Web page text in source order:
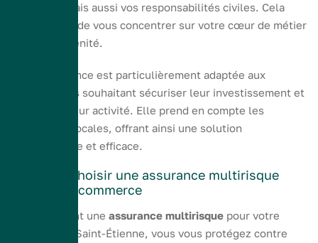
matériels, mais aussi vos responsabilités civiles. Cela
vous permet de vous concentrer sur votre cœur de métier
en toute sérénité.
Cette assurance est particulièrement adaptée aux
commerçants souhaitant sécuriser leur investissement et
pérenniser leur activité. Elle prend en compte les
spécificités locales, offrant ainsi une solution
personnalisée et efficace.
Pourquoi choisir une assurance multirisque
pour votre commerce
En choisissant une assurance multirisque pour votre
commerce à Saint-Étienne, vous vous protégez contre